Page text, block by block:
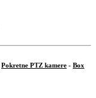
Pokretne PTZ kamere - Box